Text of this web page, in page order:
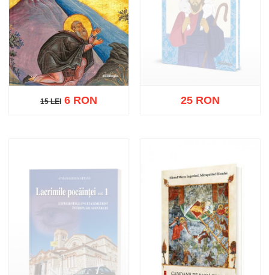
15 LEI
15 LEI 6 RON 25 RON